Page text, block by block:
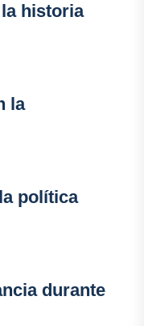
historia
la
política
durante